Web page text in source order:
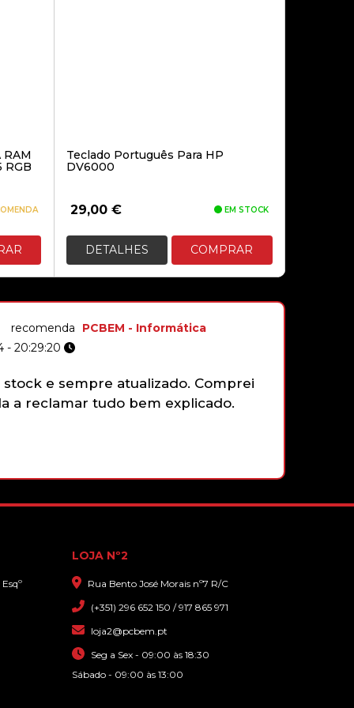
12,90€
TONER COMPATÍVEL XEROX
WORKCENTER 3315/3325 (5K)
TONER COMPATÍVEL HP 312A
CF382A – YELLOW
RGB
Teclado Português Para HP
DV6000
29,00 € EM STOCK
DETALHES COMPRAR
recomenda
PCBEM - Informática
- 20:29:20
e sempre atualizado. Comprei
a reclamar tudo bem explicado.
LOJA Nº2
Rua Bento José Morais nº7 R/C
(+351) 296 652 150 / 917 865 971
loja2@pcbem.pt
Seg a Sex - 09:00 às 18:30
Sábado - 09:00 às 13:00